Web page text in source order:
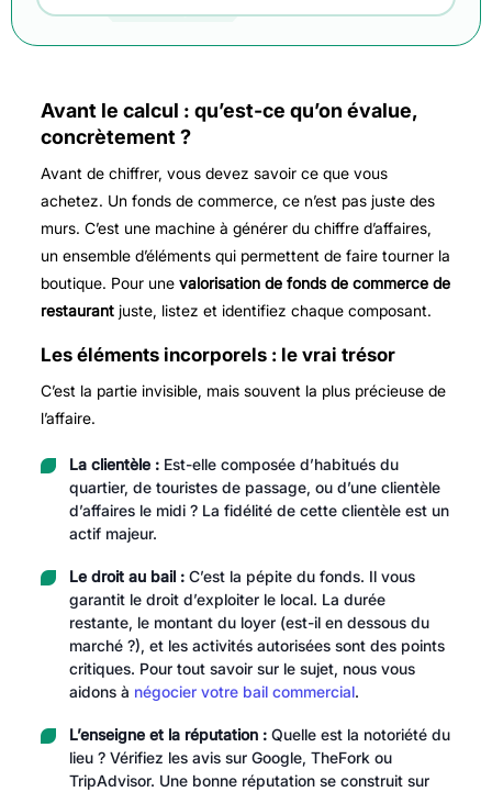
Avant le calcul : qu’est-ce qu’on évalue,
concrètement ?
Avant de chiffrer, vous devez savoir ce que vous
achetez. Un fonds de commerce, ce n’est pas juste des
murs. C’est une machine à générer du chiffre d’affaires,
un ensemble d’éléments qui permettent de faire tourner la
boutique. Pour une valorisation de fonds de commerce de
restaurantjuste, listez et identifiez chaque composant.
Les éléments incorporels : le vrai trésor
C’est la partie invisible, mais souvent la plus précieuse de
l’affaire.
La clientèle :Est-elle composée d’habitués du
quartier, de touristes de passage, ou d’une clientèle
d’affaires le midi ? La fidélité de cette clientèle est un
actif majeur.
Le droit au bail :C’est la pépite du fonds. Il vous
garantit le droit d’exploiter le local. La durée
restante, le montant du loyer (est-il en dessous du
marché ?), et les activités autorisées sont des points
critiques. Pour tout savoir sur le sujet, nous vous
aidons à négocier votre bail commercial.
L’enseigne et la réputation :Quelle est la notoriété du
lieu ? Vérifiez les avis sur Google, TheFork ou
TripAdvisor. Une bonne réputation se construit sur